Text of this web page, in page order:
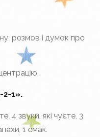
розмов і думок про
2-1».
4 звуки, які чуєте, 3
1 смак.